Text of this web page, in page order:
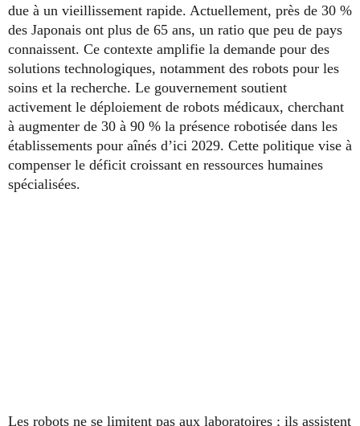
due à un vieillissement rapide. Actuellement, près de 30 %
des Japonais ont plus de 65 ans, un ratio que peu de pays
connaissent. Ce contexte amplifie la demande pour des
solutions technologiques, notamment des robots pour les
soins et la recherche. Le gouvernement soutient
activement le déploiement de robots médicaux, cherchant
à augmenter de 30 à 90 % la présence robotisée dans les
établissements pour aînés d’ici 2029. Cette politique vise à
compenser le déficit croissant en ressources humaines
spécialisées.
Les robots ne se limitent pas aux laboratoires ; ils assistent